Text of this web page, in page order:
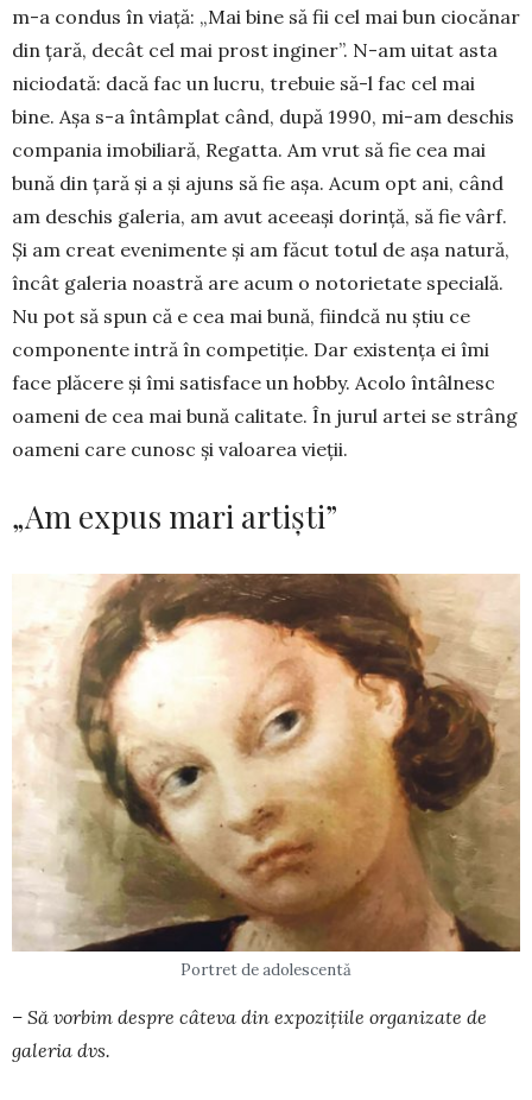
m-a condus în viaţă: „Mai bine să fii cel mai bun ciocănar
din ţară, decât cel mai prost inginer”. N-am uitat asta
ni­ciodată: dacă fac un lucru, trebuie să-l fac cel mai
bine. Aşa s-a întâmplat când, după 1990, mi-am des­chis
com­pania imobiliară, Regatta. Am vrut să fie cea mai
bună din țară şi a și ajuns să fie așa. Acum opt ani, când
am deschis galeria, am avut aceeași dorință, să fie vârf.
Și am creat eve­nimente şi am făcut totul de aşa natură,
încât galeria noas­tră are acum o notorietate specială.
Nu pot să spun că e cea mai bună, fiindcă nu ştiu ce
componente intră în competiție. Dar existența ei îmi
face plăcere şi îmi satisface un hobby. Acolo întâlnesc
oameni de cea mai bună calitate. În jurul artei se strâng
oameni care cunosc și valoarea vieţii.
„Am expus mari artiști”
Portret de adolescentă
– Să vorbim despre câteva din expoziţiile organizate de
galeria dvs.